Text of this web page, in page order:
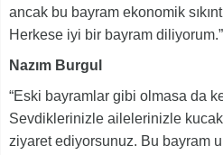
ancak bu bayram ekonomik
Herkese iyi bir bayram diliyorum.”
Nazım Burgul
“Eski bayramlar gibi olmasa da
Sevdiklerinizle ailelerinizle
ziyaret ediyorsunuz. Bu bayram